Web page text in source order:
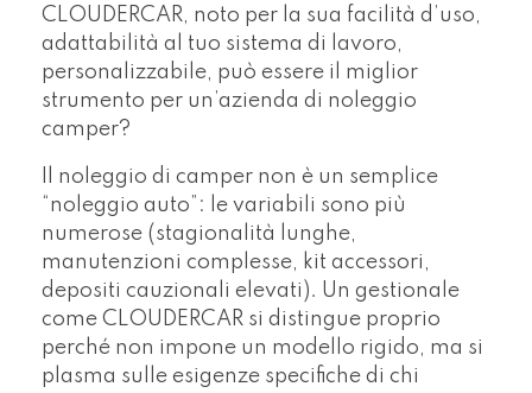
CLOUDERCAR, noto per la sua facilità d’uso,
adattabilità al tuo sistema di lavoro,
personalizzabile, può essere il miglior
strumento per un’azienda di noleggio
camper?
Il noleggio di camper non è un semplice
“noleggio auto”: le variabili sono più
numerose (stagionalità lunghe,
manutenzioni complesse, kit accessori,
depositi cauzionali elevati). Un gestionale
come CLOUDERCAR si distingue proprio
perché non impone un modello rigido, ma si
plasma sulle esigenze specifiche di chi